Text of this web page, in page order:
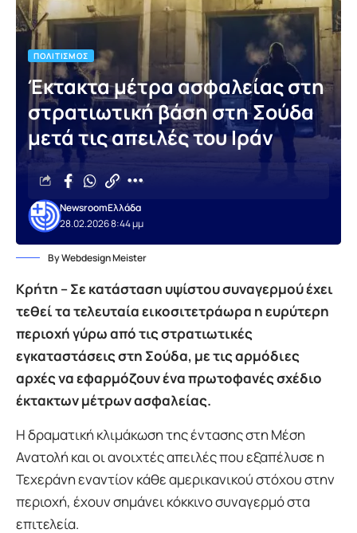
ΠΟΛΙΤΙΣΜΌΣ
Έκτακτα μέτρα ασφαλείας στη
στρατιωτική βάση στη Σούδα
μετά τις απειλές του Ιράν
28.02.2026 8:44 μμ
NewsroomΕλλάδα
By Webdesign Meister
Κρήτη – Σε κατάσταση υψίστου συναγερμού έχει
τεθεί τα τελευταία εικοσιτετράωρα η ευρύτερη
περιοχή γύρω από τις στρατιωτικές
εγκαταστάσεις στη Σούδα, με τις αρμόδιες
αρχές να εφαρμόζουν ένα πρωτοφανές σχέδιο
έκτακτων μέτρων ασφαλείας.
Η δραματική κλιμάκωση της έντασης στη Μέση
Ανατολή και οι ανοιχτές απειλές που εξαπέλυσε η
Τεχεράνη εναντίον κάθε αμερικανικού στόχου στην
περιοχή, έχουν σημάνει κόκκινο συναγερμό στα
επιτελεία.